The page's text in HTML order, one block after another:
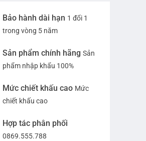
Bảo hành dài hạn 1 đổi 1
trong vòng 5 năm
Sản phẩm chính hãng Sản
phẩm nhập khẩu 100%
Mức chiết khấu cao Mức
chiết khấu cao
Hợp tác phân phối
0869.555.788